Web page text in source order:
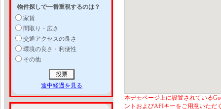
物件探しで一番重視するのは？
家賃
間取り・広さ
交通アクセスの良さ
環境の良さ・利便性
その他
途中経過を見る
本デモページ上に設置されている
ントおよびAPIキーをご用意いただ